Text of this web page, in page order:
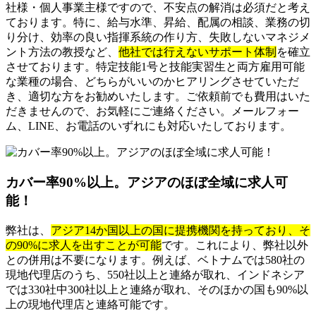
社様・個人事業主様ですので、不安点の解消は必須だと考え
ております。特に、給与水準、昇給、配属の相談、業務の切
り分け、効率の良い指揮系統の作り方、失敗しないマネジメ
ント方法の教授など、 他社では行えないサポート体制 を確立
させております。特定技能1号と技能実習生と両方雇用可能
な業種の場合、どちらがいいのかヒアリングさせていただ
き、適切な方をお勧めいたします。ご依頼前でも費用はいた
だきませんので、お気軽にご連絡ください。メールフォー
ム、LINE、お電話のいずれにも対応いたしております。
カバー率90%以上。アジアのほぼ全域に求人可
能！
弊社は、 アジア14か国以上の国に提携機関を持っており、そ
の90%に求人を出すことが可能です。これにより、弊社以外
との併用は不要になります。例えば、ベトナムでは580社の
現地代理店のうち、550社以上と連絡が取れ、インドネシア
では330社中300社以上と連絡が取れ、そのほかの国も90%以
上の現地代理店と連絡可能です。